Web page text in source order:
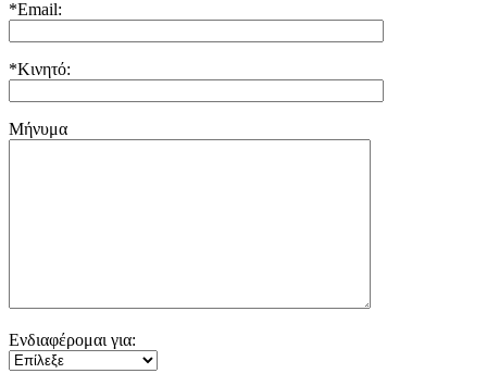
*Email:
*Κινητό:
Μήνυμα
Ενδιαφέρομαι για: